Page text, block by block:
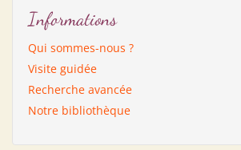
Informations
Qui sommes-nous ?
Visite guidée
Recherche avancée
Notre bibliothèque